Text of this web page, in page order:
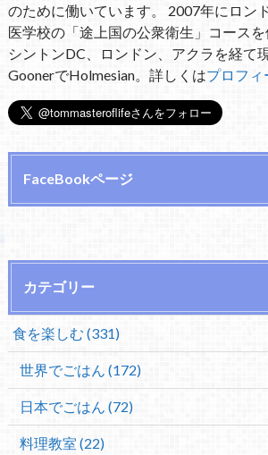
のために働いています。 2007年にロン
医学校の「途上国の公衆衛生」コース
シントンDC、ロンドン、アクラを経て
GoonerでHolmesian。詳しくはプロフィ
FaceBookページ
カテゴリー
食を楽しむ (331)
世界でごはん (172)
日本でごはん (72)
料理教室 (22)